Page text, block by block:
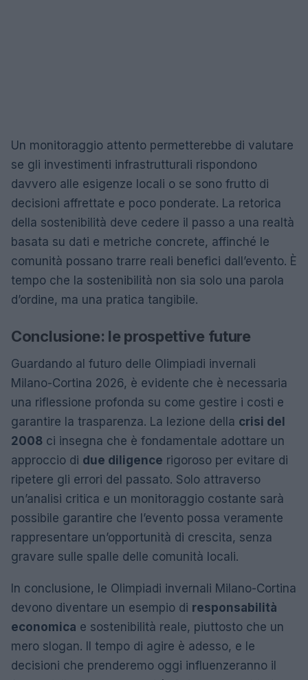
Un monitoraggio attento permetterebbe di valutare
se gli investimenti infrastrutturali rispondono
davvero alle esigenze locali o se sono frutto di
decisioni affrettate e poco ponderate. La retorica
della sostenibilità deve cedere il passo a una realtà
basata su dati e metriche concrete, affinché le
comunità possano trarre reali benefici dall’evento. È
tempo che la sostenibilità non sia solo una parola
d’ordine, ma una pratica tangibile.
Conclusione: le prospettive future
Guardando al futuro delle Olimpiadi invernali
Milano-Cortina 2026, è evidente che è necessaria
una riflessione profonda su come gestire i costi e
garantire la trasparenza. La lezione della crisi del
2008 ci insegna che è fondamentale adottare un
approccio di due diligence rigoroso per evitare di
ripetere gli errori del passato. Solo attraverso
un’analisi critica e un monitoraggio costante sarà
possibile garantire che l’evento possa veramente
rappresentare un’opportunità di crescita, senza
gravare sulle spalle delle comunità locali.
In conclusione, le Olimpiadi invernali Milano-Cortina
devono diventare un esempio di responsabilità
economica e sostenibilità reale, piuttosto che un
mero slogan. Il tempo di agire è adesso, e le
decisioni che prenderemo oggi influenzeranno il